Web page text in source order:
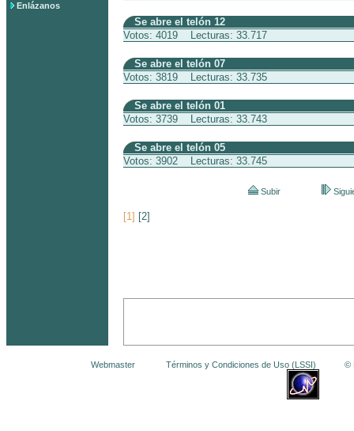
Enlázanos
Se abre el telón 12
Votos: 4019 Lecturas: 33.717
Se abre el telón 07
Votos: 3819 Lecturas: 33.735
Se abre el telón 01
Votos: 3739 Lecturas: 33.743
Se abre el telón 05
Votos: 3902 Lecturas: 33.745
Subir
[1] [2]
Webmaster Términos y Condiciones de Uso (LSSI) © La